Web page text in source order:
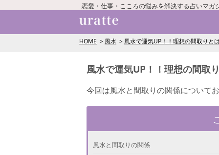
恋愛・仕事・こころの悩みを解決する占いマガ
HOME 風水 風水で運気UP！！理想の間取りと
風水で運気UP！！理想の間取
今回は風水と間取りの関係について
風水と間取りの関係